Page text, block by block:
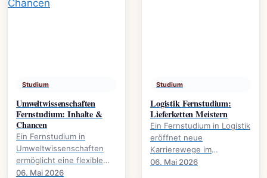
Studium
Umweltwissenschaften
Fernstudium: Inhalte &
Chancen
Ein Fernstudium in
Umweltwissenschaften
ermöglicht eine flexible
Weiterbildung im Bereich
06. Mai 2026
Studium
Logistik Fernstudium:
Lieferketten Meistern
Ein Fernstudium in Logistik
eröffnet neue
Karrierewege im
Management von
06. Mai 2026